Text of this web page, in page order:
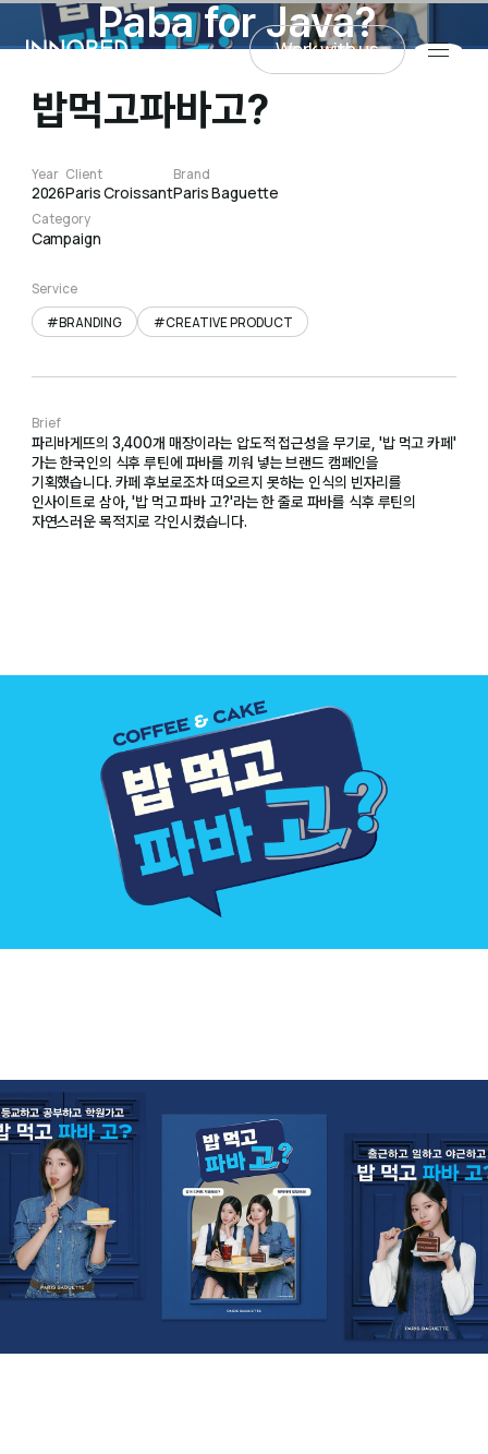
INNORED
Work with us
Paba for Java?
밥먹고파바고?
Year
2026
Client
Paris Croissant
Brand
Paris Baguette
Category
Campaign
Brief
파리바게뜨의 3,400개 매장이라는 압도적 접근성을 무기로, '밥 먹고 카페'
가는 한국인의 식후 루틴에 파바를 끼워 넣는 브랜드 캠페인을
기획했습니다. 카페 후보로조차 떠오르지 못하는 인식의 빈자리를
인사이트로 삼아, '밥 먹고 파바 고?'라는 한 줄로 파바를 식후 루틴의
자연스러운 목적지로 각인시켰습니다.
Service
#BRANDING #CREATIVE PRODUCT